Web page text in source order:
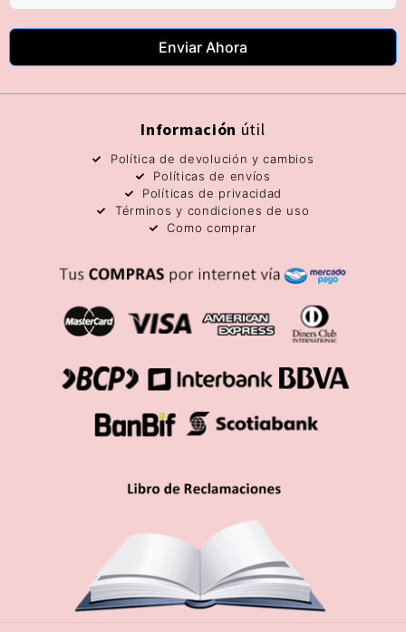
Enviar Ahora
Información útil
Política de devolución y cambios
Políticas de envíos
Políticas de privacidad
Términos y condiciones de uso
Como comprar